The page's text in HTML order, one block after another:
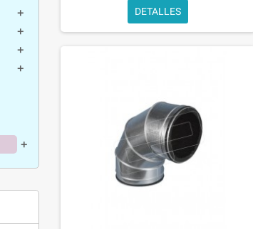
add
add
add
add
add
DETALLES